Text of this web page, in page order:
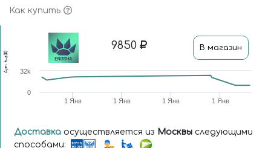
Как купить
Арт.
h-z30
9850 В магазин
1 Янв 1 Янв 1 Янв 1 Янв
0
32k
Доставка осуществляется из Москвы следующими
способами: